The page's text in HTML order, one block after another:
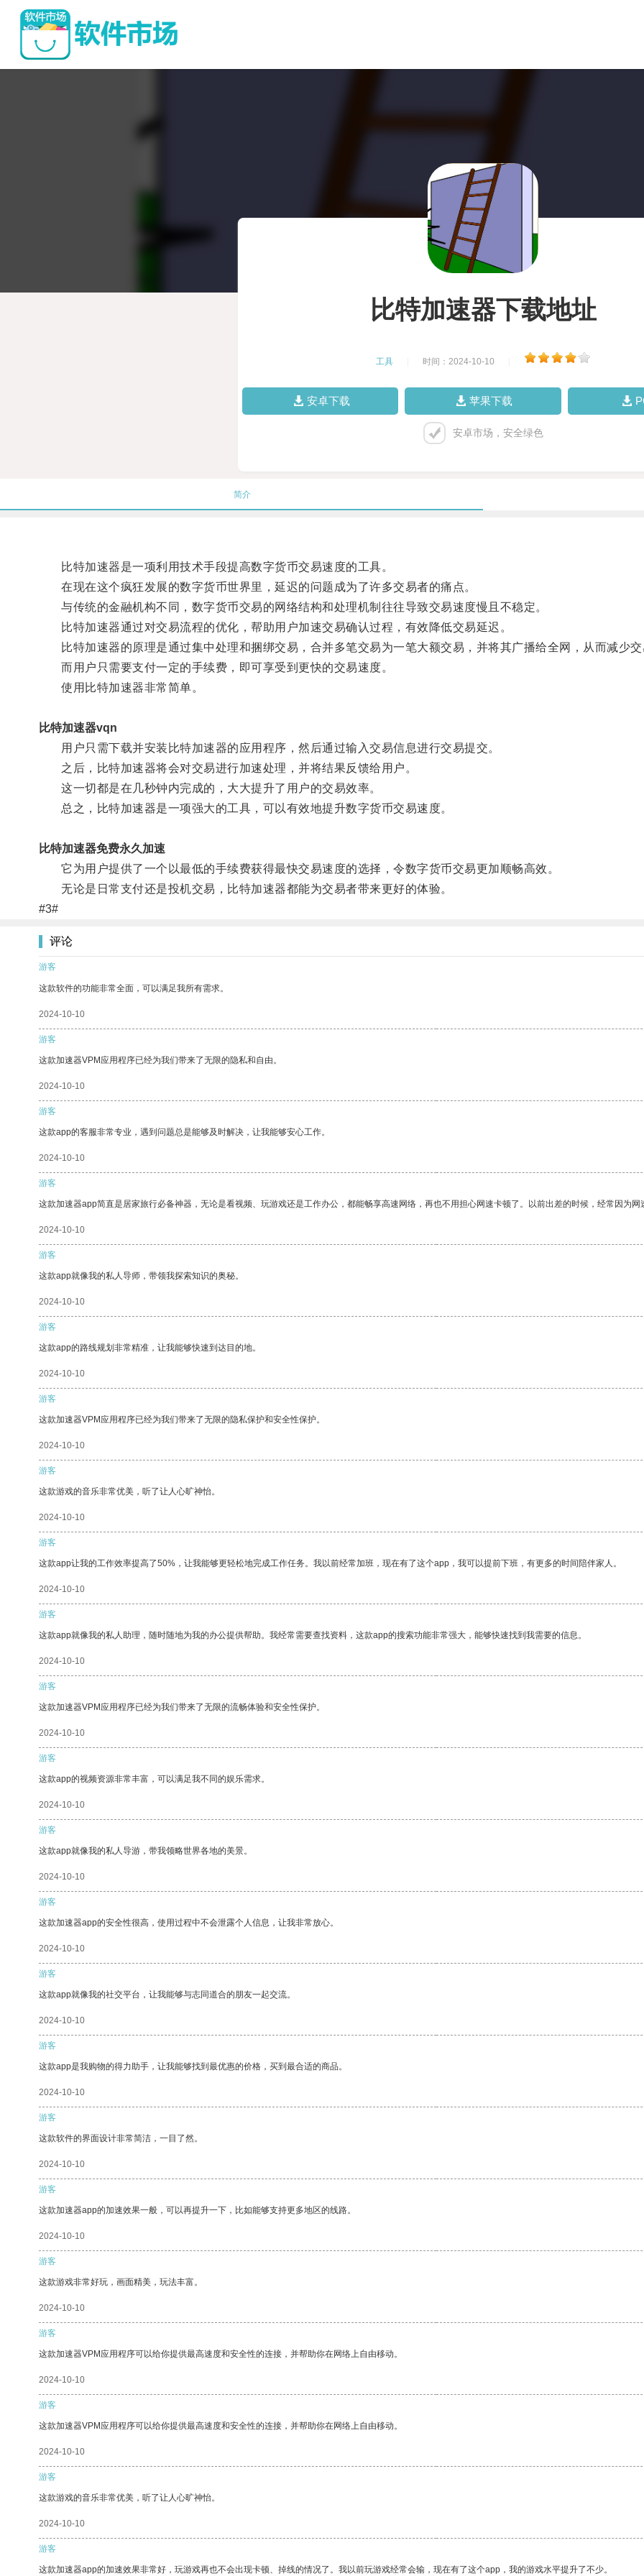
比特加速器下载地址
工具 时间：2024-10-10
安卓下载 苹果下载
安卓市场，安全绿色
简介
比特加速器是一项利用技术手段提高数字货币交易速度的工具。
在现在这个疯狂发展的数字货币世界里，延迟的问题成为了许多交易者的痛点。
与传统的金融机构不同，数字货币交易的网络结构和处理机制往往导致交易速度慢且不稳定。
比特加速器通过对交易流程的优化，帮助用户加速交易确认过程，有效降低交易延迟。
比特加速器的原理是通过集中处理和捆绑交易，合并多笔交易为一笔大额交易，并将其广播给全网，从而减少交
而用户只需要支付一定的手续费，即可享受到更快的交易速度。
使用比特加速器非常简单。
比特加速器vqn
用户只需下载并安装比特加速器的应用程序，然后通过输入交易信息进行交易提交。
之后，比特加速器将会对交易进行加速处理，并将结果反馈给用户。
这一切都是在几秒钟内完成的，大大提升了用户的交易效率。
总之，比特加速器是一项强大的工具，可以有效地提升数字货币交易速度。
比特加速器免费永久加速
它为用户提供了一个以最低的手续费获得最快交易速度的选择，令数字货币交易更加顺畅高效。
无论是日常支付还是投机交易，比特加速器都能为交易者带来更好的体验。
#3#
评论
游客
这款软件的功能非常全面，可以满足我所有需求。
2024-10-10
游客
这款加速器VPM应用程序已经为我们带来了无限的隐私和自由。
2024-10-10
游客
这款app的客服非常专业，遇到问题总是能够及时解决，让我能够安心工作。
2024-10-10
游客
这款加速器app简直是居家旅行必备神器，无论是看视频、玩游戏还是工作办公，都能畅享高速网络，再也不用担心网速卡顿了。以前出差的时候，经常因为
2024-10-10
游客
这款app就像我的私人导师，带领我探索知识的奥秘。
2024-10-10
游客
这款app的路线规划非常精准，让我能够快速到达目的地。
2024-10-10
游客
这款加速器VPM应用程序已经为我们带来了无限的隐私保护和安全性保护。
2024-10-10
游客
这款游戏的音乐非常优美，听了让人心旷神怡。
2024-10-10
游客
这款app让我的工作效率提高了50%，让我能够更轻松地完成工作任务。我以前经常加班，现在有了这个app，我可以提前下班，有更多的时间陪伴家人。
2024-10-10
游客
这款app就像我的私人助理，随时随地为我的办公提供帮助。我经常需要查找资料，这款app的搜索功能非常强大，能够快速找到我需要的信息。
2024-10-10
游客
这款加速器VPM应用程序已经为我们带来了无限的流畅体验和安全性保护。
2024-10-10
游客
这款app的视频资源非常丰富，可以满足我不同的娱乐需求。
2024-10-10
游客
这款app就像我的私人导游，带我领略世界各地的美景。
2024-10-10
游客
这款加速器app的安全性很高，使用过程中不会泄露个人信息，让我非常放心。
2024-10-10
游客
这款app就像我的社交平台，让我能够与志同道合的朋友一起交流。
2024-10-10
游客
这款app是我购物的得力助手，让我能够找到最优惠的价格，买到最合适的商品。
2024-10-10
游客
这款软件的界面设计非常简洁，一目了然。
2024-10-10
游客
这款加速器app的加速效果一般，可以再提升一下，比如能够支持更多地区的线路。
2024-10-10
游客
这款游戏非常好玩，画面精美，玩法丰富。
2024-10-10
游客
这款加速器VPM应用程序可以给你提供最高速度和安全性的连接，并帮助你在网络上自由移动。
2024-10-10
游客
这款加速器VPM应用程序可以给你提供最高速度和安全性的连接，并帮助你在网络上自由移动。
2024-10-10
游客
这款游戏的音乐非常优美，听了让人心旷神怡。
2024-10-10
游客
这款加速器app的加速效果非常好，玩游戏再也不会出现卡顿、掉线的情况了。我以前玩游戏经常会输，现在有了这个app，我的游戏水平提升了不少。